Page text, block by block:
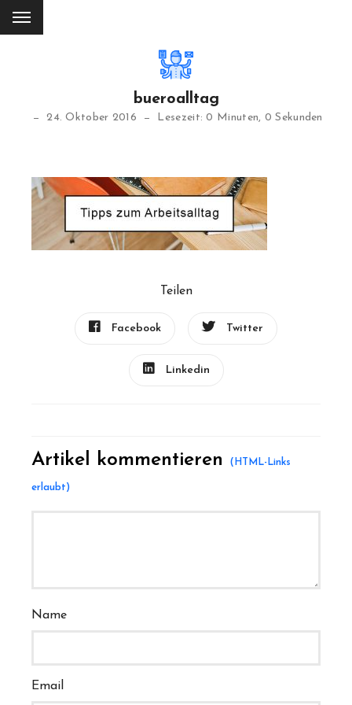
bueroalltag
24. Oktober 2016 Lesezeit: 0 Minuten, 0 Sekunden
Teilen
Facebook Twitter
Linkedin
Artikel kommentieren
Name
Email